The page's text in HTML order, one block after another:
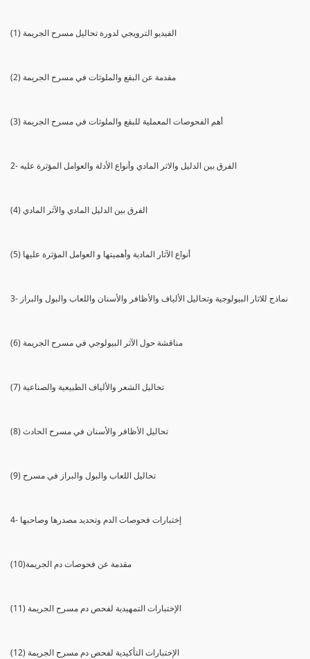
(1) الفيديو الترويجي لدورة تحاليل مسرح الجريمة
(2) مقدمة عن البقع والملوثات في مسرح الجريمة
(3) أهم الفحوصات المعملية للبقع والملوثات في مسرح الجريمة
2- الفرق بين الدليل والاثر المادي وأنواع الأدلة والعوامل المؤثرة عليه
(4) الفرق بين الدليل المادي والآثر المادي
(5) أنواع الآثار المادية وأهميتها و العوامل المؤثرة عليها
3- نماذج للاثار البيولوجية وتحاليل الألياف والأظافر والأسنان واللعاب والبول والبراز
(6) مناقشة حول الآثر البيولوجي في مسرح الجريمة
(7) تحاليل الشعر والألياف الطبيعية والصناعية
(8) تحاليل الأظافر والأسنان في مسرح الحادث
(9) تحاليل اللعاب والبول والبراز في مسرح
4- إختبارات فحوصات الدم وتحديد مصدرها وصاحبها
(10)مقدمة عن فحوصات دم الجريمة
(11) الإختبارات التمهيدية لفحص دم مسرح الجريمة
(12) الإختبارات التأكيدية لفحص دم مسرح الجريمة